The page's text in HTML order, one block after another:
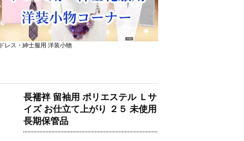
ドレス・紳士服用 洋装小物
長襦袢 留袖用 ポリエステル Ｌサ
イズ お仕立て上がり ２５ 未使用
長期保管品